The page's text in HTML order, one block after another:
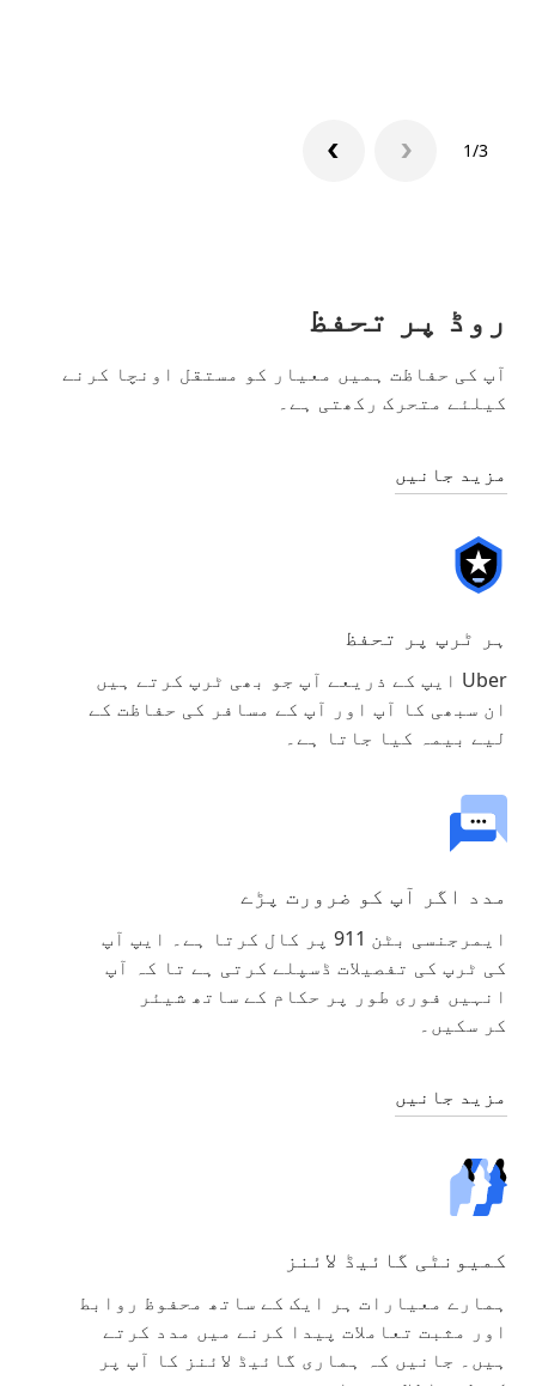
1/3
روڈ پر تحفظ
آپ کی حفاظت ہمیں معیار کو مستقل اونچا کرنے
کیلئے متحرک رکھتی ہے۔
مزید جانیں
ہر ٹرپ پر تحفظ
Uber ایپ کے ذریعے آپ جو بھی ٹرپ کرتے ہیں
ان سبھی کا آپ اور آپ کے مسافر کی حفاظت کے
لیے بیمہ کیا جاتا ہے۔
مدد اگر آپ کو ضرورت پڑے
ایمرجنسی بٹن 911 پر کال کرتا ہے۔ ایپ آپ
کی ٹرپ کی تفصیلات ڈسپلے کرتی ہے تا کہ آپ
انہیں فوری طور پر حکام کے ساتھ شیئر
کر سکیں۔
مزید جانیں
کمیونٹی گائیڈ لائنز
ہمارے معیارات ہر ایک کے ساتھ محفوظ روابط
اور مثبت تعاملات پیدا کرنے میں مدد کرتے
ہیں۔ جانیں کہ ہماری گائیڈ لائنز کا آپ پر